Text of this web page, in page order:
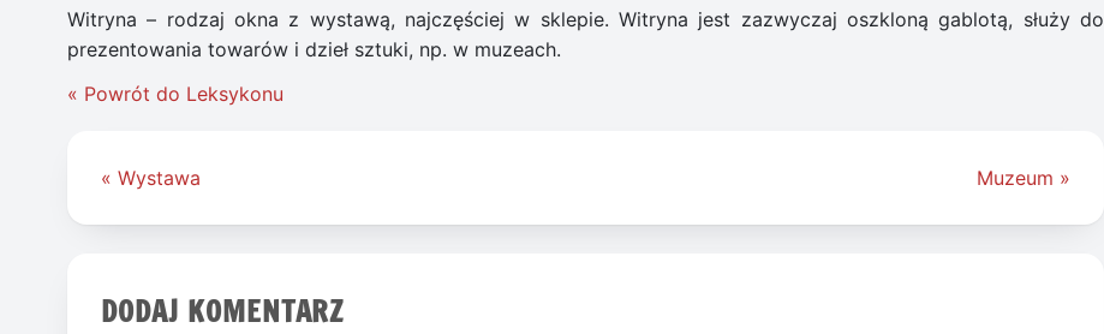
Witryna – rodzaj okna z wystawą, najczęściej w sklepie. Witryna jest zazwyczaj oszkloną gablotą, służy do
prezentowania towarów i dzieł sztuki, np. w muzeach.
« Powrót do Leksykonu
Nawigacja
« Wystawa Muzeum »
DODAJ KOMENTARZ